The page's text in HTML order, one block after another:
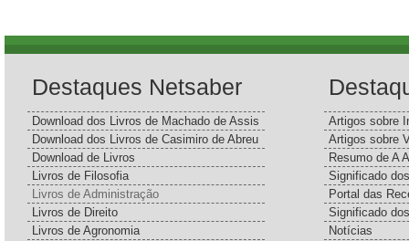
Destaques Netsaber
Download dos Livros de Machado de Assis
Download dos Livros de Casimiro de Abreu
Download de Livros
Livros de Filosofia
Livros de Administração
Livros de Direito
Livros de Agronomia
Artigos sobre
Artigos sobre
Resumo de A
Significado
Portal das
Significado
Notícias